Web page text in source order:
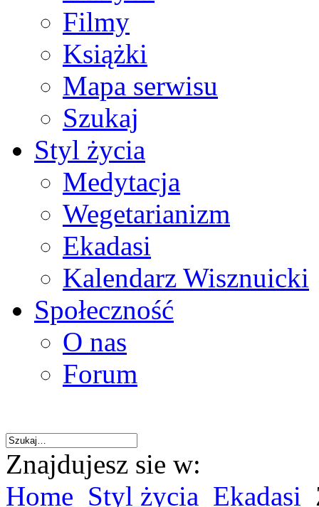
Filmy
Książki
Mapa serwisu
Szukaj
Styl życia
Medytacja
Wegetarianizm
Ekadasi
Kalendarz Wisznuicki
Społeczność
O nas
Forum
Znajdujesz sie w:
Home Styl życia Ekadasi